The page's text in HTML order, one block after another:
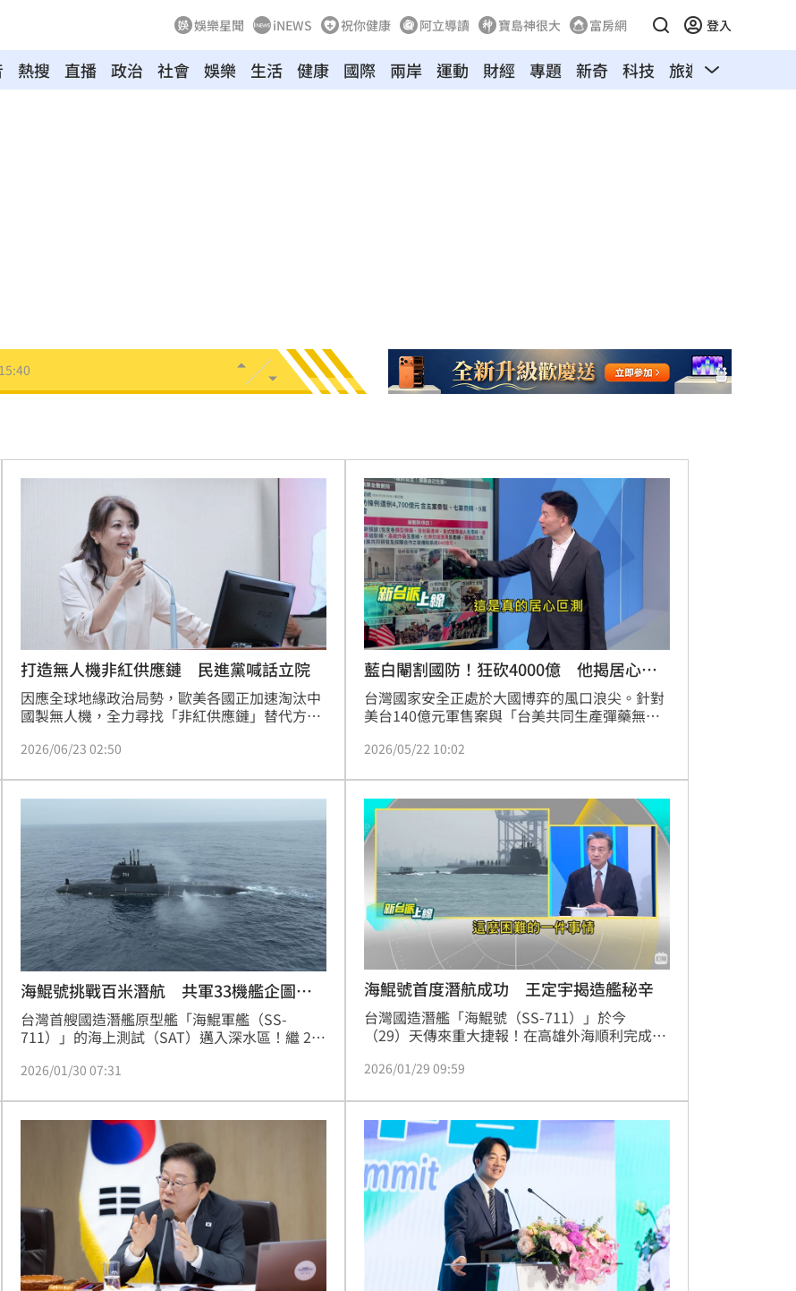
娛樂星聞 iNEWS 祝你健康 阿立導讀 寶島神很大 富房網 登入
熱搜 直播 政治 社會 娛樂 生活 健康 國際 兩岸 運動 財經 專題 新奇 科技 旅遊 汽車
15:40
15:32
15:27
15:25
15:23
15:19
15:13
15:12
10:30
10:00
打造無人機非紅供應鏈 民進黨喊話立院
因應全球地緣政治局勢，歐美各國正加速淘汰中
國製無人機，全力尋找「非紅供應鏈」替代方
正以負責任的態度編列預算，並呼籲在野黨儘速
防衛的堅定態度，更能將無人機打造成兼具「國
防自主、產業升級、台美合作」的三合一國家戰
略產業。
2026/06/23 02:50
藍白閹割國防！狂砍4000億 他揭居心叵
測
台灣國家安全正處於大國博弈的風口浪尖。針對
美台140億元軍售案與「台美共同生產彈藥無人
審查中，聯手凍結、刪減高達70億元的指標性經
高達4000億元。桃園市議員于北辰今（22）日罕
見動怒，直指立委馬文君一人就貢獻了高達9成
的刪減額度，將海鯤號後續艦119億元、無人機
採購與訓練、以及台美合作的640億元「國彈國
造」
2026/05/22 10:02
海鯤號挑戰百米潛航 共軍33機艦企圖偵
蒐
台灣首艘國造潛艦原型艦「海鯤軍艦（SS-
711）」的海上測試（SAT）邁入深水區！繼 29
日上午 10 時許，海鯤艦再度於高雄近海現身，
間遭遇中共解放軍大舉出動 33 架次機艦進行
「聯合戰備警巡」企圖偵蒐參數，但海鯤艦仍不
畏滋擾，按部就班挺進深海，展現國防自主的堅
2026/01/30 07:31
海鯤號首度潛航成功 王定宇揭造艦秘辛
台灣國造潛艦「海鯤號（SS-711）」於今
（29）天傳來重大捷報！在高雄外海順利完成首
50公尺深度並平安返航。這項突破不僅象徵台灣
灣已擠身全球少數擁有自主建造潛艦能力的國家
之列。
2026/01/29 09:59